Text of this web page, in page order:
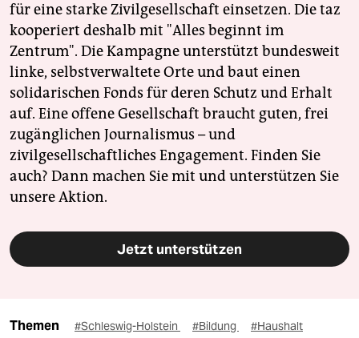
für eine starke Zivilgesellschaft einsetzen. Die taz
kooperiert deshalb mit "Alles beginnt im
Zentrum". Die Kampagne unterstützt bundesweit
linke, selbstverwaltete Orte und baut einen
solidarischen Fonds für deren Schutz und Erhalt
auf. Eine offene Gesellschaft braucht guten, frei
zugänglichen Journalismus – und
zivilgesellschaftliches Engagement. Finden Sie
auch? Dann machen Sie mit und unterstützen Sie
unsere Aktion.
Jetzt unterstützen
Themen #Schleswig-Holstein #Bildung #Haushalt